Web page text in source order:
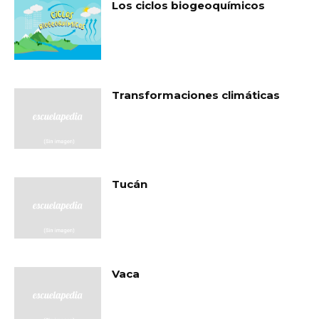
Los ciclos biogeoquímicos
Transformaciones climáticas
Tucán
Vaca